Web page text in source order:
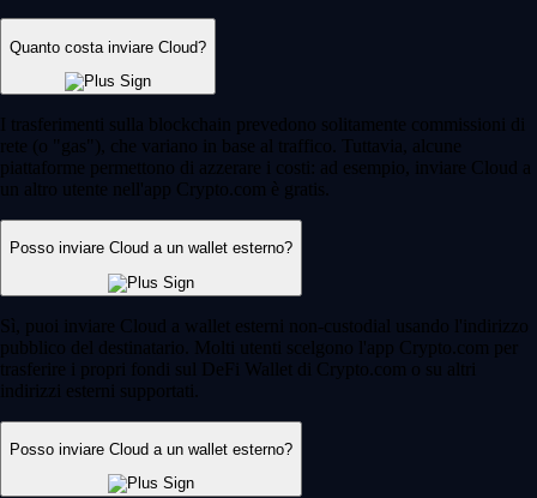
Quanto costa inviare Cloud?
I trasferimenti sulla blockchain prevedono solitamente commissioni di
rete (o "gas"), che variano in base al traffico. Tuttavia, alcune
piattaforme permettono di azzerare i costi: ad esempio, inviare Cloud a
un altro utente nell'app Crypto.com è gratis.
Posso inviare Cloud a un wallet esterno?
Sì, puoi inviare Cloud a wallet esterni non-custodial usando l'indirizzo
pubblico del destinatario. Molti utenti scelgono l'app Crypto.com per
trasferire i propri fondi sul DeFi Wallet di Crypto.com o su altri
indirizzi esterni supportati.
Posso inviare Cloud a un wallet esterno?